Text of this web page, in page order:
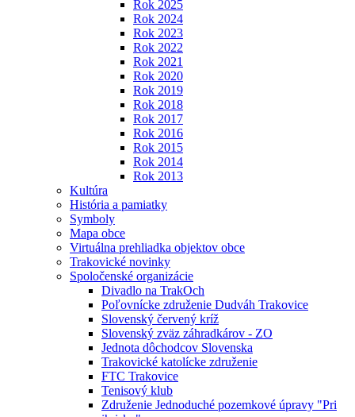
Rok 2025
Rok 2024
Rok 2023
Rok 2022
Rok 2021
Rok 2020
Rok 2019
Rok 2018
Rok 2017
Rok 2016
Rok 2015
Rok 2014
Rok 2013
Kultúra
História a pamiatky
Symboly
Mapa obce
Virtuálna prehliadka objektov obce
Trakovické novinky
Spoločenské organizácie
Divadlo na TrakOch
Poľovnícke združenie Dudváh Trakovice
Slovenský červený kríž
Slovenský zväz záhradkárov - ZO
Jednota dôchodcov Slovenska
Trakovické katolícke združenie
FTC Trakovice
Tenisový klub
Združenie Jednoduché pozemkové úpravy "Pri